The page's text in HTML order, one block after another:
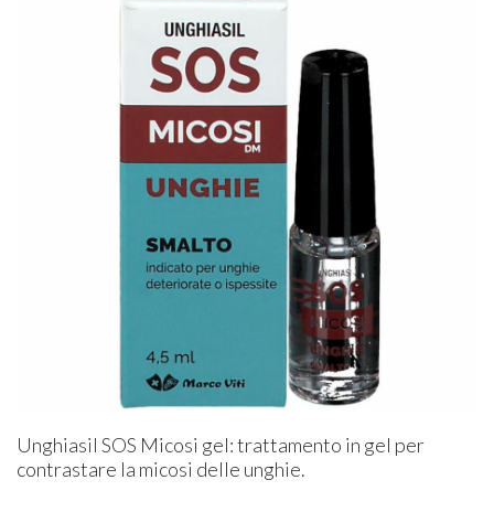
Unghiasil SOS Micosi gel: trattamento in gel per
contrastare la micosi delle unghie.